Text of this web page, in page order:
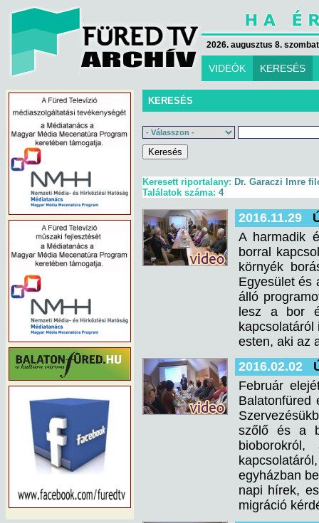
2026. augusztus 8.
VIDEÓK KERESÉS
KERESÉS
Keresett riportalany: Dr. Garaczi Imre
Találatok száma: 4
2016.11.29
A harmadik
borral
környék
Egyesület és
álló
lesz a bor
esten, aki az
2016.02.02
Február
Balatonfüred
szőlő és a
egyházban
napi hírek,
migráció